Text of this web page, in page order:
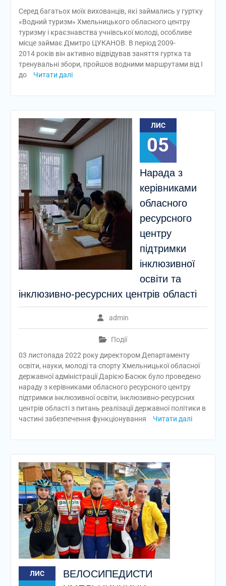
Серед багатьох моїх вихованців, які займались у гуртку
«Водний туризм» Хмельницького обласного центру
туризму і краєзнавства учнівської молоді, особливе
місце займає Дмитро ЦУКАНОВ. В період 2009-
2014 років він активно відвідував заняття гуртка та
тренувальні збори, пройшов водними маршрутами від I
до
Читати далі
ЛИС
05
Нарада з
керівниками
обласного
ресурсного
центру
підтримки
інклюзивної
освіти та
інклюзивно-ресурсних центрів області
admin
Події
03 листопада 2022 року директором Департаменту
освіти, науки, молоді та спорту Хмельницької обласної
державної адміністрації Дарією Басюк було проведено
нараду з керівниками обласного ресурсного центру
підтримки інклюзивної освіти, інклюзивно-ресурсних
центрів області з питань реалізації державної політики в
частині забезпечення функціонування
Читати далі
ЛИС
ВЕЛОСИПЕДИСТИ